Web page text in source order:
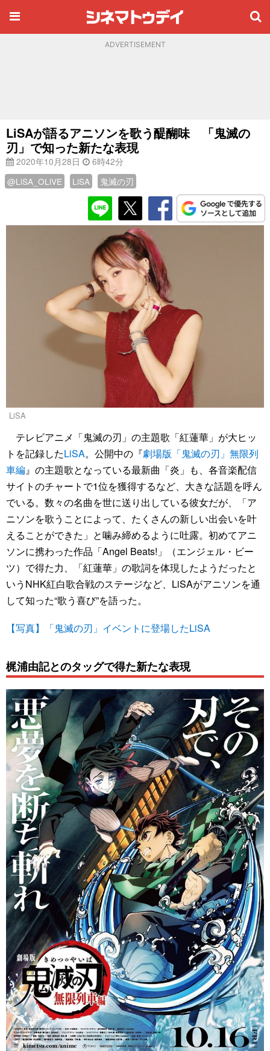
ADVERTISEMENT
LiSAが語るアニソンを歌う醍醐味 「鬼滅の
刃」で知った新たな表現
2020年10月28日
6時42分
@LiSA_OLiVE
LiSA 鬼滅の刃
LiSA
テレビアニメ「鬼滅の刃」の主題歌「紅蓮華」が大ヒッ
トを記録したLiSA。公開中の『劇場版「鬼滅の刃」無限列
車編』の主題歌となっている最新曲「炎」も、各音楽配信
サイトのチャートで1位を獲得するなど、大きな話題を呼ん
でいる。数々の名曲を世に送り出している彼女だが、「ア
ニソンを歌うことによって、たくさんの新しい出会いを叶
えることができた」と噛み締めるように吐露。初めてアニ
ソンに携わった作品「Angel Beats!」（エンジェル・ビー
ツ）で得た力、「紅蓮華」の歌詞を体現したようだったと
いうNHK紅白歌合戦のステージなど、LiSAがアニソンを通
して知った“歌う喜び”を語った。
【写真】「鬼滅の刃」イベントに登場したLiSA
梶浦由記とのタッグで得た新たな表現